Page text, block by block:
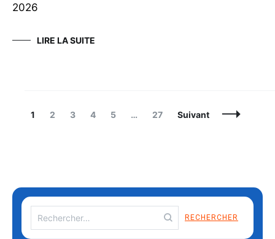
2026
LIRE LA SUITE
Navigation
Page
1 Page
2 Page
3 Page
4 Page
5 … Page
27 Suivant